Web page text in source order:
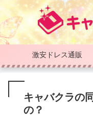
激安ドレス通販
キャバクラの
の？